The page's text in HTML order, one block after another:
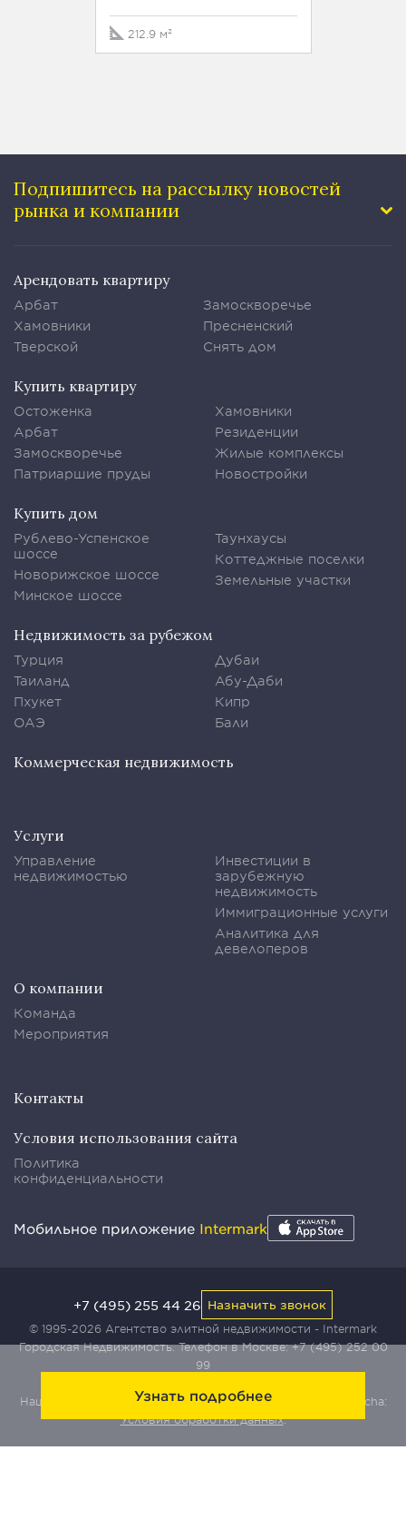
Узнать подробнее
212.9 м²
Подпишитесь на рассылку новостей
рынка и компании
Арендовать квартиру
Арбат
Хамовники
Тверской
Замоскворечье
Пресненский
Снять дом
Купить квартиру
Остоженка
Арбат
Замоскворечье
Патриаршие пруды
Хамовники
Резиденции
Жилые комплексы
Новостройки
Купить дом
Рублево-Успенское
шоссе
Новорижское шоссе
Минское шоссе
Таунхаусы
Коттеджные поселки
Земельные участки
Недвижимость за рубежом
Турция
Таиланд
Пхукет
ОАЭ
Дубаи
Абу-Даби
Кипр
Бали
Коммерческая недвижимость
Услуги
Управление
недвижимостью
Инвестиции в
зарубежную
недвижимость
Иммиграционные услуги
Аналитика для
девелоперов
О компании
Команда
Мероприятия
Контакты
Условия использования сайта
Политика
конфиденциальности
Мобильное приложение Intermark
© 1995-2026 Агентство элитной недвижимости - Intermark
Городская Недвижимость. Телефон в Москве:+7 (495) 252 00
99
Наш сайт защищен с помощью сервиса Yandex SmartCaptcha:
Условия обработки данных.
+7 (495) 255 44 26 Назначить звонок